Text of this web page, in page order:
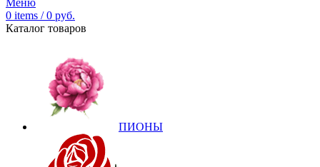
Меню
0 items / 0 руб.
Каталог товаров
ПИОНЫ